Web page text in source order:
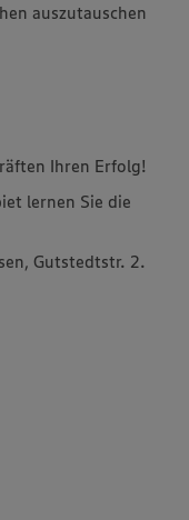
auszutauschen
Ihren Erfolg!
lernen Sie die
Gutstedtstr. 2.